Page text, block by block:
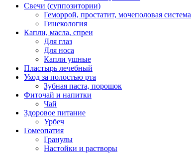
Свечи (суппозитории)
Геморрой, простатит, мочеполовая система
Гинекология
Капли, масла, спреи
Для глаз
Для носа
Капли ушные
Пластырь лечебный
Уход за полостью рта
Зубная паста, порошок
Фиточай и напитки
Чай
Здоровое питание
Урбеч
Гомеопатия
Гранулы
Настойки и растворы